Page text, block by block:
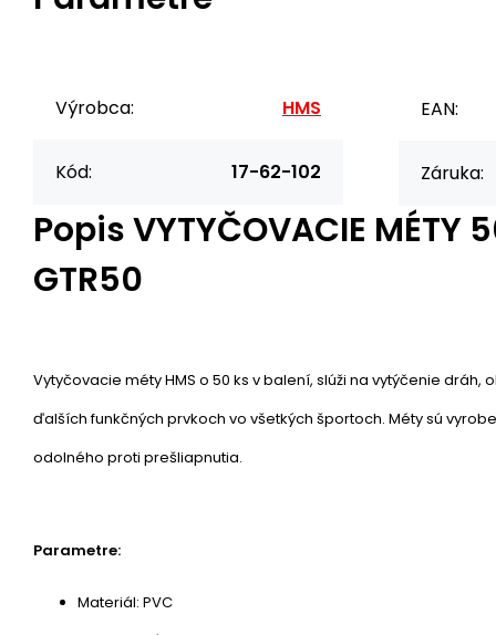
Výrobca: HMS
Kód: 17-62-102
EAN:
Záruka:
PopisVYTYČOVACIE MÉTY
GTR50
Vytyčovacie méty HMS o 50 ks v balení, slúži na vytýčenie
ďalších funkčných prvkoch vo všetkých športoch. Méty sú
odolného proti prešliapnutia.
Parametre:
Materiál: PVC